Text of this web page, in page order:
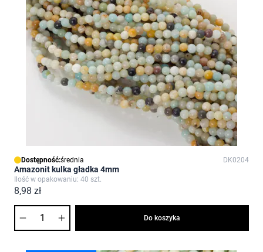
Dostępność:średnia DK0204
Amazonit kulka gładka 4mm
Ilość w opakowaniu: 40 szt.
8,98 zł
Do koszyka